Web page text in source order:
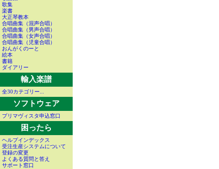
歌集
楽書
大正琴教本
合唱曲集（混声合唱）
合唱曲集（男声合唱）
合唱曲集（女声合唱）
合唱曲集（児童合唱）
おんがくのーと
絵本
書籍
ダイアリー
輸入楽譜
全30カテゴリー...
ソフトウェア
プリマヴィスタ申込窓口
困ったら
ヘルプインデックス
受注生産システムについて
登録の変更
よくある質問と答え
サポート窓口